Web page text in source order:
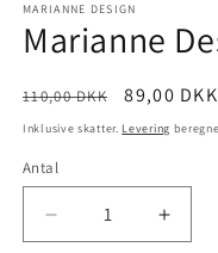
MARIANNE DESIGN
Marianne
110,00 DKK 89,00 DKK
Inklusive skatter. Levering
Antal